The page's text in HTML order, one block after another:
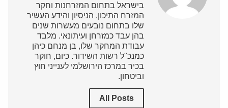
בישראל בתחום המזרחנות וחקר
המזרח התיכון. הניסיון והידע העשיר
שלו בתחום נובעים מעשרות שנים
בהן עבד כמזרחן ועיתונאי. מלבד
עבודת המחקר שלו, בן מנחם כיהן
כמנכ"ל רשות השידור. כיום, חוקר
בכיר במרכז הירושלמי לענייני חוץ
וביטחון.
All Posts